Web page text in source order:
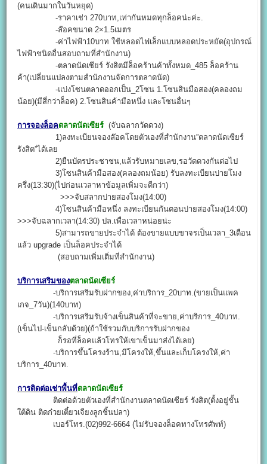
(คนเดินมากในวันหยุด)
-ราคาเช่า 270บาท,เท่ากันหมดทุกล็อคน่ะค่ะ.
-ล๊อคขนาด 2×1.5เมตร
-ค่าไฟฟ้า10บาท ใช้หลอดไฟเล็กแบบหลอดประหยัด(อุปกรณ์
ไฟฟ้าชนิดอื่นสอบถามที่สำนักงาน)
-ตลาดนัดเซียร์ รังสิตมีล็อคร้านค้าทั้งหมด_485 ล็อคร้าน
ค้า(เปลี่ยนแปลงตามสำนักงานจัดการตลาดนัด)
-แบ่งโซนตลาดออกเป็น_2โซน 1.โซนสินมือสอง(คลองถม
น้อย)(มีสี่กว่าล็อค) 2.โซนสินค้ามือหนึ่ง และโซนอื่นๆ
การจองล็อคตลาดนัดเซียร์ (จับฉลากวัดดวง)
1)ลงทะเบียนจองล๊อคโดยตัวเองที่สำนักงาน”ตลาดนัดเซียร์
รังสิต”ได้เลย
2)ยืนบัตรประชาชน,แล้วรับหมายเลข,รอวัดดวงกันต่อไป
3)โซนสินค้ามือสอง(คลองถมน้อย) รับลงทะเบียนบ่ายโมง
ครึ่ง(13:30)(ไปก่อนเวลาหาข้อมูลเพิ่มจะดีกว่า)
>>>จับสลากบ่ายสองโมง(14:00)
4)โซนสินค้ามือหนึ่ง ลงทะเบียนกันตอนบ่ายสองโมง(14:00)
>>>จับฉลากเวลา(14:30) ปล.เพื่อเวลาหน่อยน่ะ
5)สามารถขายประจำได้ ต้องขายแบบขาจรเป็นเวลา_3เดือน
แล้ว upgrade เป็นล็อคประจำได้
(สอบถามเพิ่มเติ่มที่สำนักงาน)
บริการเสริมของตลาดนัดเซียร์
-บริการเสริมรับฝากของ,ค่าบริการ_20บาท.(ขายเป็นแพค
เกจ_7วัน)(140บาท)
-บริการเสริมรับจ้างเข็นสินค้าที่จะขาย,ค่าบริการ_40บาท.
(เข็นไป-เข็นกลับด้วย)(ถ้าใช้รวมกับบริการรับฝากของ
ก็รอที่ล็อคแล้วโทรให้เขาเข็นมาส่งได้เลย)
-บริการขึ้นโครงร้าน,มีโครงให้,ขึ้นและเก็บโครงให้,ค่า
บริการ_40บาท.
การติดต่อเช่าพื้นที่ตลาดนัดเซียร์
ติดต่อด้วยตัวเองที่สำนักงานตลาดนัดเซียร์ รังสิต(ตั้งอยู่ชั้น
ใต้ดิน ติดก๋วยเตี๋ยวเจียงลูกชิ้นปลา)
เบอร์โทร.(02)992-6664 (ไม่รับจองล็อคทางโทรศัพท์)